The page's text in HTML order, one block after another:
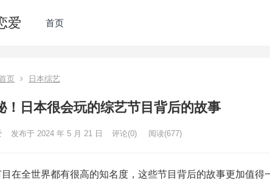
爱 首页
页 日本综艺
！日本很会玩的综艺节目背后的故事
发布于 2024 年 5 月 21 日 评论(0) 阅读(677)
目在全世界都有很高的知名度，这些节目背后的故事更加值